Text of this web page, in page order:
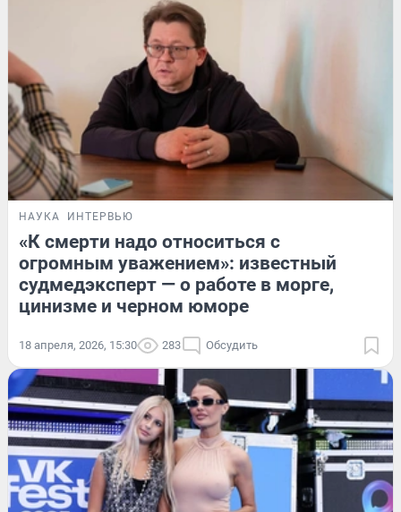
НАУКА ИНТЕРВЬЮ
«К смерти надо относиться с
огромным уважением»: известный
судмедэксперт — о работе в морге,
цинизме и черном юморе
18 апреля, 2026, 15:30 283 Обсудить